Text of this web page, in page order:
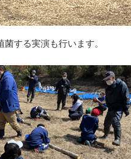
する実演も行います。